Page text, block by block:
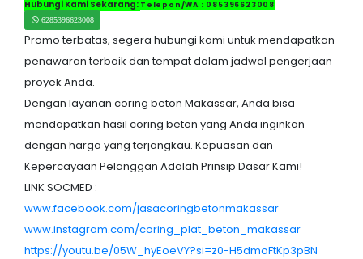
Hubungi Kami Sekarang: Telepon/WA : 085396623008
6285396623008
Promo terbatas, segera hubungi kami untuk mendapatkan
penawaran terbaik dan tempat dalam jadwal pengerjaan
proyek Anda.
Dengan layanan coring beton Makassar, Anda bisa
mendapatkan hasil coring beton yang Anda inginkan
dengan harga yang terjangkau. Kepuasan dan
Kepercayaan Pelanggan Adalah Prinsip Dasar Kami!
LINK SOCMED :
www.facebook.com/jasacoringbetonmakassar
www.instagram.com/coring_plat_beton_makassar
https://youtu.be/05W_hyEoeVY?si=z0-H5dmoFtKp3pBN